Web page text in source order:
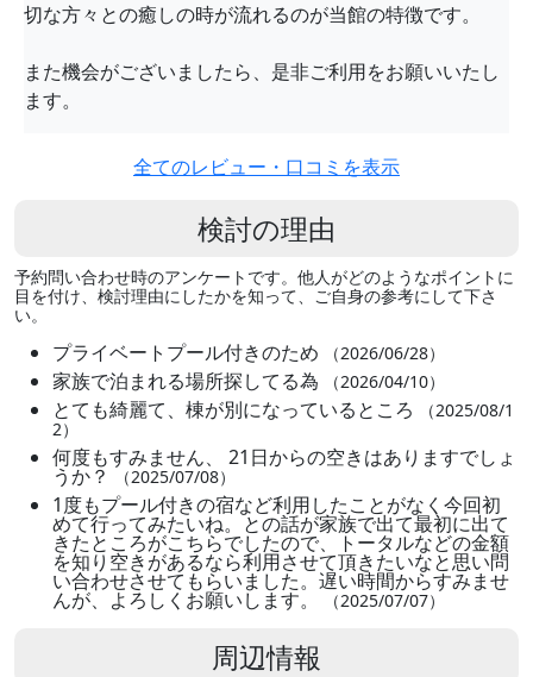
切な方々との癒しの時が流れるのが当館の特徴です。
また機会がございましたら、是非ご利用をお願いいたし
ます。
全てのレビュー・口コミを表示
検討の理由
予約問い合わせ時のアンケートです。他人がどのようなポイントに
目を付け、検討理由にしたかを知って、ご自身の参考にして下さ
い。
プライベートプール付きのため （2026/06/28）
家族で泊まれる場所探してる為 （2026/04/10）
とても綺麗て、棟が別になっているところ
（2025/08/1
2）
何度もすみません、 21日からの空きはありますでしょ
うか？ （2025/07/08）
1度もプール付きの宿など利用したことがなく今回初
めて行ってみたいね。との話が家族で出て最初に出て
きたところがこちらでしたので、トータルなどの金額
を知り空きがあるなら利用させて頂きたいなと思い問
い合わせさせてもらいました。遅い時間からすみませ
んが、よろしくお願いします。 （2025/07/07）
周辺情報